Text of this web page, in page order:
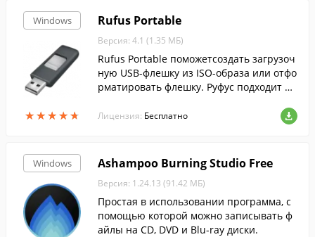
Windows
★★★★★
★★★★★
Rufus Portable
Версия: 4.1 (1.35 МБ)
Rufus Portable поможетсоздать загрузоч
ную USB-флешку из ISO-образа или отфо
рматировать флешку. Руфус подходит дл
ает русский язык.
Лицензия: Бесплатно
Windows Ashampoo Burning Studio Free
Версия: 1.24.13 (91.42 МБ)
Простая в использовании программа, с
помощью которой можно записывать ф
айлы на CD, DVD и Blu-ray диски.